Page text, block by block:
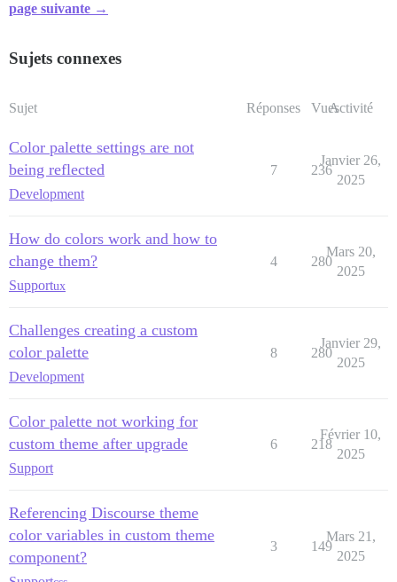
page suivante →
Sujets connexes
Sujet Réponses VuesActivité
Color palette settings are not
being reflected
Development
7 236
Janvier 26,
2025
How do colors work and how to
change them?
Supportux
4 280
Mars 20,
2025
Challenges creating a custom
color palette
Development
8 280
Janvier 29,
2025
Color palette not working for
custom theme after upgrade
Support
6 218
Février 10,
2025
Referencing Discourse theme
color variables in custom theme
component?
3 149
Mars 21,
2025